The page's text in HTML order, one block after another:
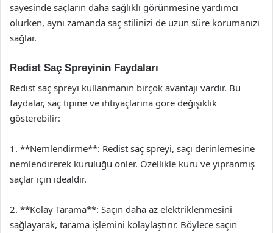
sayesinde saçların daha sağlıklı görünmesine yardımcı
olurken, aynı zamanda saç stilinizi de uzun süre korumanızı
sağlar.
Redist Saç Spreyinin Faydaları
Redist saç spreyi kullanmanın birçok avantajı vardır. Bu
faydalar, saç tipine ve ihtiyaçlarına göre değişiklik
gösterebilir:
1. **Nemlendirme**: Redist saç spreyi, saçı derinlemesine
nemlendirerek kuruluğu önler. Özellikle kuru ve yıpranmış
saçlar için idealdir.
2. **Kolay Tarama**: Saçın daha az elektriklenmesini
sağlayarak, tarama işlemini kolaylaştırır. Böylece saçın